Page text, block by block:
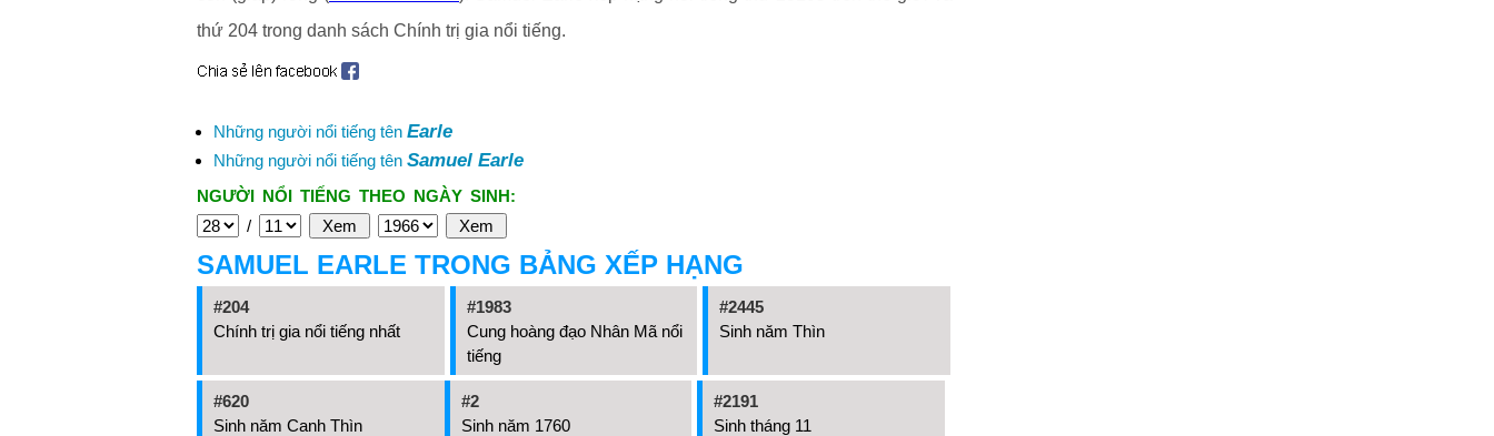
thứ 204 trong danh sách Chính trị gia nổi tiếng.
Những người nổi tiếng tên Earle
Những người nổi tiếng tên Samuel Earle
NGƯỜI NỔI TIẾNG THEO NGÀY SINH:
/
SAMUEL EARLE TRONG BẢNG XẾP HẠNG
#204
Chính trị gia nổi tiếng nhất
#1983
Cung hoàng đạo Nhân Mã nổi
tiếng
#2445
Sinh năm Thìn
#620
Sinh năm Canh Thìn
#2
Sinh năm 1760
#2191
Sinh tháng 11